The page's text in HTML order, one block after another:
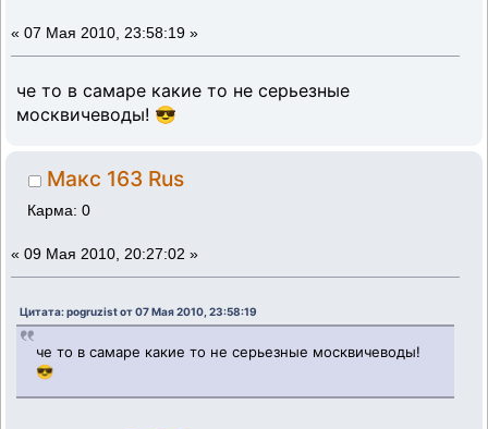
« 07 Мая 2010, 23:58:19 »
че то в самаре какие то не серьезные
москвичеводы! 😎
Макс 163 Rus
Карма: 0
« 09 Мая 2010, 20:27:02 »
Цитата: pogruzist от 07 Мая 2010, 23:58:19
че то в самаре какие то не серьезные москвичеводы!
😎